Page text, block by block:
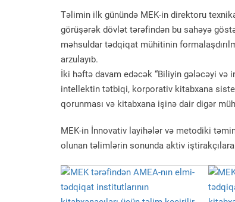
Təlimin ilk günündə MEK-in direktoru
görüşərək dövlət tərəfindən bu sahəyə
məhsuldar tədqiqat mühitinin
arzulayıb.
İki həftə davam edəcək “Biliyin gələcəyi və
intellektin tətbiqi, korporativ kitabxana
qorunması və kitabxana işinə dair digər
MEK-in İnnovativ layihələr və metodiki
olunan təlimlərin sonunda aktiv